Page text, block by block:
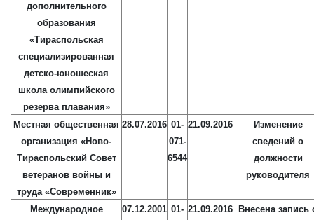
дополнительного
образования
«Тираспольская
специализированная
детско-юношеская
школа олимпийского
резерва плавания»
Местная общественная
организация «Ново-
Тираспольский Совет
ветеранов войны и
труда «Современник»
28.07.2016 01-
071-
6544
21.09.2016
Изменение
сведений о
должности
руководителя
Международное
07.12.2001 01- 21.09.2016
Внесена запись